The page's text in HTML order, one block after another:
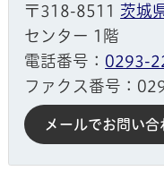
〒318-8511 茨城
センター 1階
電話番号： 0293-
ファクス番号：
メールでお問い合